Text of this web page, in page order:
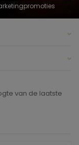
van de laatste